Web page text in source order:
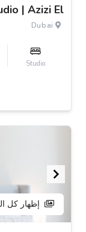
| Azizi El...
Dubai
Studio
إظهار كل